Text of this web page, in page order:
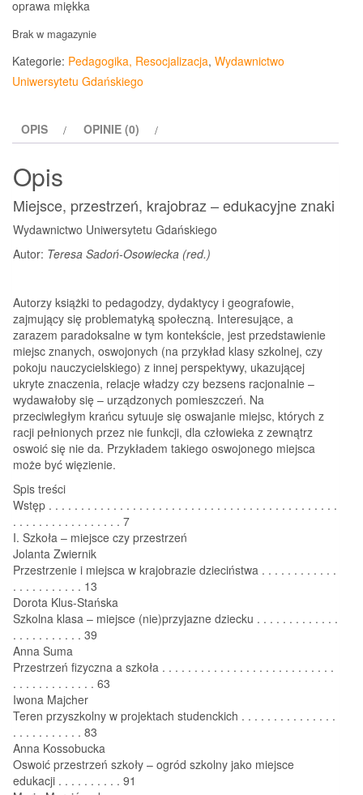
oprawa miękka
Brak w magazynie
Kategorie: Pedagogika, Resocjalizacja, Wydawnictwo
Uniwersytetu Gdańskiego
OPIS OPINIE (0)
Opis
Miejsce, przestrzeń, krajobraz – edukacyjne znaki
Wydawnictwo Uniwersytetu Gdańskiego
Autor: Teresa Sadoń-Osowiecka (red.)
Autorzy książki to pedagodzy, dydaktycy i geografowie,
zajmujący się problematyką społeczną. Interesujące, a
zarazem paradoksalne w tym kontekście, jest przedstawienie
miejsc znanych, oswojonych (na przykład klasy szkolnej, czy
pokoju nauczycielskiego) z innej perspektywy, ukazującej
ukryte znaczenia, relacje władzy czy bezsens racjonalnie –
wydawałoby się – urządzonych pomieszczeń. Na
przeciwległym krańcu sytuuje się oswajanie miejsc, których z
racji pełnionych przez nie funkcji, dla człowieka z zewnątrz
oswoić się nie da. Przykładem takiego oswojonego miejsca
może być więzienie.
Spis treści
Wstęp . . . . . . . . . . . . . . . . . . . . . . . . . . . . . . . . . . . . . . . . . . . . .
. . . . . . . . . . . . . . . . . 7
I. Szkoła – miejsce czy przestrzeń
Jolanta Zwiernik
Przestrzenie i miejsca w krajobrazie dzieciństwa . . . . . . . . . . . .
. . . . . . . . . . . 13
Dorota Klus-Stańska
Szkolna klasa – miejsce (nie)przyjazne dziecku . . . . . . . . . . . . .
. . . . . . . . . . . 39
Anna Suma
Przestrzeń fizyczna a szkoła . . . . . . . . . . . . . . . . . . . . . . . . . . .
. . . . . . . . . . . . . 63
Iwona Majcher
Teren przyszkolny w projektach studenckich . . . . . . . . . . . . . . .
. . . . . . . . . . . 83
Anna Kossobucka
Oswoić przestrzeń szkoły – ogród szkolny jako miejsce
edukacji . . . . . . . . . . 91